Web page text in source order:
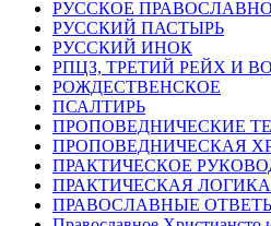
РУССКОЕ
РУССКИЙ ПАСТЫРЬ
РУССКИЙ ИНОК
РПЦЗ, ТРЕТИЙ РЕЙХ И
РОЖДЕСТВЕНСКОЕ
ПСАЛТИРЬ
ПРОПОВЕДНИЧЕСКИЕ
ПРОПОВЕДНИЧЕСКАЯ
ПРАКТИЧЕСКОЕ
ПРАКТИЧЕСКАЯ ЛОГИКА
ПРАВОСЛАВНЫЕ